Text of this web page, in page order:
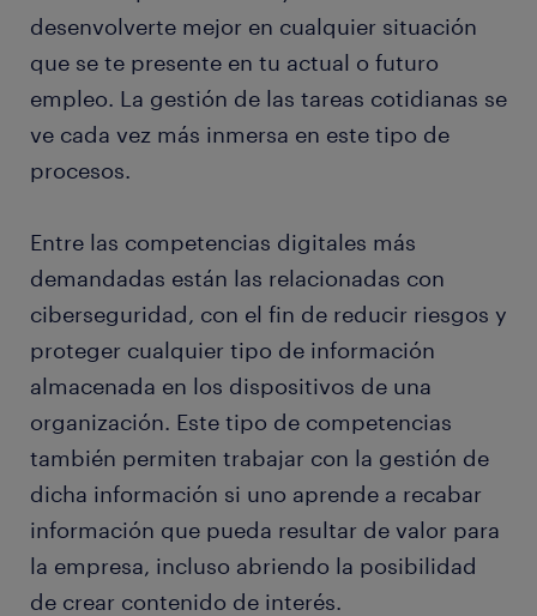
desenvolverte mejor en cualquier situación
que se te presente en tu actual o futuro
empleo. La gestión de las tareas cotidianas se
ve cada vez más inmersa en este tipo de
procesos.
Entre las competencias digitales más
demandadas están las relacionadas con
ciberseguridad, con el fin de reducir riesgos y
proteger cualquier tipo de información
almacenada en los dispositivos de una
organización. Este tipo de competencias
también permiten trabajar con la gestión de
dicha información si uno aprende a recabar
información que pueda resultar de valor para
la empresa, incluso abriendo la posibilidad
de crear contenido de interés.